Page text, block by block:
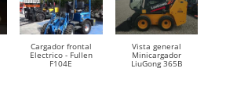
Cargador frontal
Electrico - Fullen
F104E
Vista general
Minicargador
LiuGong 365B